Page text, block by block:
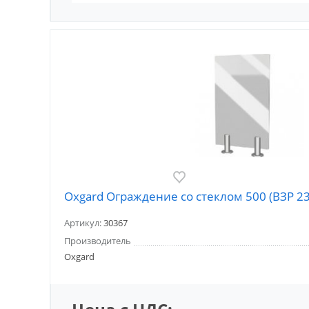
Oxgard Ограждение со стеклом 500 (ВЗР
Артикул:30367
Производитель
Oxgard